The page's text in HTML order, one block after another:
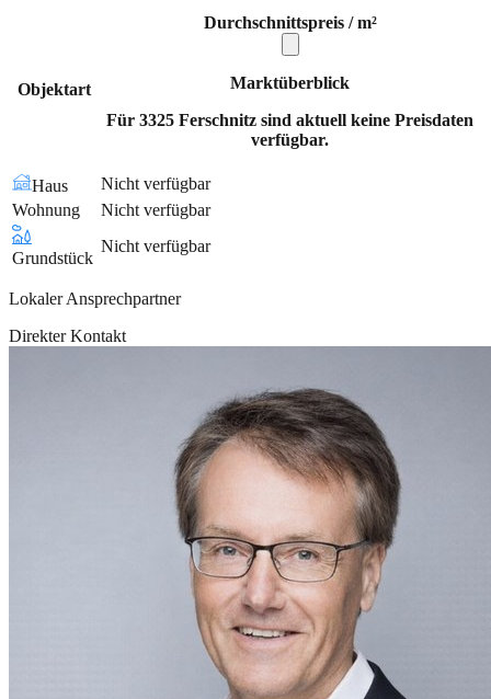
Objektart
Durchschnittspreis / m²
Marktüberblick
Für 3325 Ferschnitz sind aktuell keine Preisdaten
verfügbar.
Haus
Nicht verfügbar
Wohnung
Nicht verfügbar
Grundstück
Nicht verfügbar
Lokaler Ansprechpartner
Direkter Kontakt